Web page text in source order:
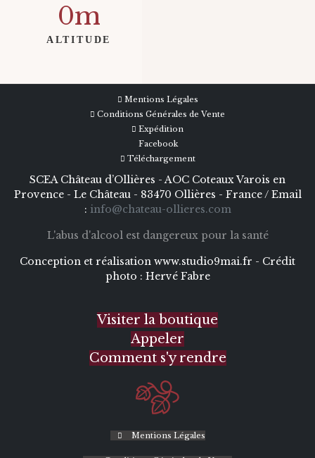
0
ALTITUDE
Mentions Légales
Conditions Générales de Vente
Expédition
Facebook
Téléchargement
SCEA Château d’Ollières - AOC Coteaux Varois en
Provence - Le Château - 83470 Ollières - France / Email
: info@chateau-ollieres.com
L'abus d'alcool est dangereux pour la santé
Conception et réalisation www.studio9mai.fr - Crédit
photo : Hervé Fabre
Visiter la boutique
Appeler
Comment s'y rendre
Mentions Légales